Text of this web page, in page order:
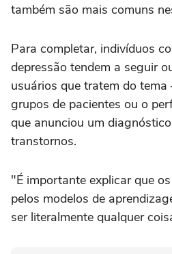
também são mais comuns
Para completar, indivíduos
depressão tendem a seguir
usuários que tratem do
grupos de pacientes ou o
que anunciou um
transtornos.
"É importante explicar que
pelos modelos de
ser literalmente qualquer